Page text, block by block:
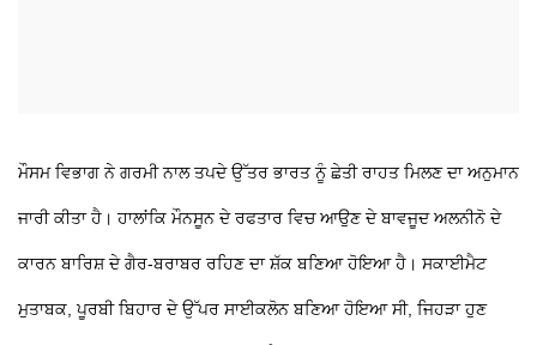
ਮੌਸਮ ਵਿਭਾਗ ਨੇ ਗਰਮੀ ਨਾਲ ਤਪਦੇ ਉੱਤਰ ਭਾਰਤ ਨੂੰ ਛੇਤੀ ਰਾਹਤ ਮਿਲਣ ਦਾ ਅਨੁਮਾਨ
ਜਾਰੀ ਕੀਤਾ ਹੈ। ਹਾਲਾਂਕਿ ਮੌਨਸੂਨ ਦੇ ਰਫਤਾਰ ਵਿਚ ਆਉਣ ਦੇ ਬਾਵਜੂਦ ਅਲਨੀਨੋ ਦੇ
ਕਾਰਨ ਬਾਰਿਸ਼ ਦੇ ਗੈਰ-ਬਰਾਬਰ ਰਹਿਣ ਦਾ ਸ਼ੱਕ ਬਣਿਆ ਹੋਇਆ ਹੈ। ਸਕਾਈਮੈਟ
ਮੁਤਾਬਕ, ਪੂਰਬੀ ਬਿਹਾਰ ਦੇ ਉੱਪਰ ਸਾਈਕਲੋਨ ਬਣਿਆ ਹੋਇਆ ਸੀ, ਜਿਹੜਾ ਹੁਣ